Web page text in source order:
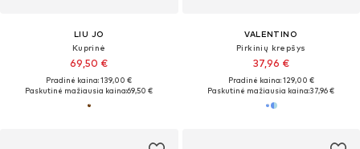
LIU JO
Kuprinė
69,50 €
Pradinė kaina: 139,00 €
Paskutinė mažiausia kaina:69,50 €
VALENTINO
Pirkinių krepšys
37,96 €
Pradinė kaina: 129,00 €
Paskutinė mažiausia kaina:37,96 €